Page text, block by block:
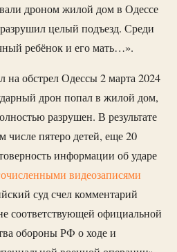
дроном жилой дом в Одессе
целый подъезд. Среди
ребёнок и его мать…».
на обстрел Одессы 2 марта 2024
дрон попал в жилой дом,
разрушен. В результате
числе пятеро детей, еще 20
информации об ударе
видеозаписями
суд счел комментарий
соответствующей официальной
обороны РФ о ходе и